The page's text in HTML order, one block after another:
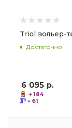
Triol вольер-
Достаточно
6 095 р.
+ 184
+ 61